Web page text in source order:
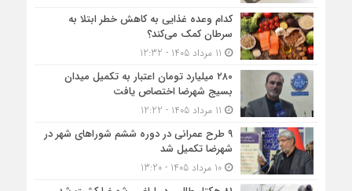
کدام وعده غذایی به کاهش خطر ابتلا به
سرطان کمک می‌کند؟
۲۸۰ میلیارد تومان اعتبار به تکمیل میدان
بسیج شهرضا اختصاص یافت
۹ طرح عمرانی در دوره ششم شوراهای شهر در
شهرضا تکمیل شد
10 مرداد 1405 - 13:20